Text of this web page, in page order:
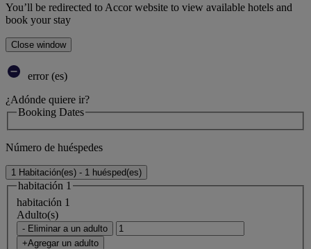
You’ll be redirected to Accor website to view available hotels and
book your stay
Close window
error (es)
¿Adónde quiere ir?
Booking Dates
Número de huéspedes
1 Habitación(es) - 1 huésped(es)
habitación 1
habitación 1
Adulto(s)
- Eliminar a un adulto
+Agregar un adulto